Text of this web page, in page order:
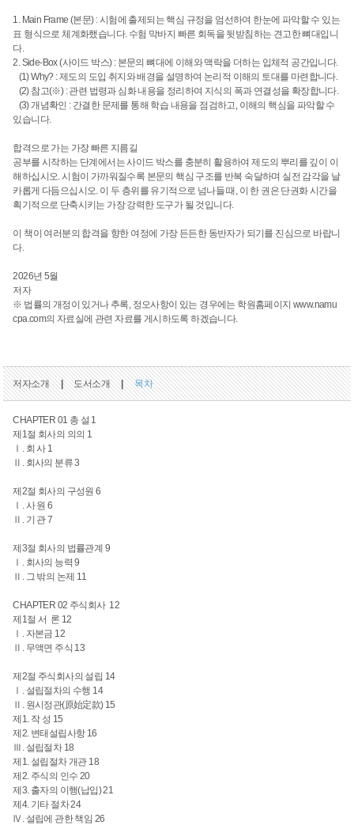
1. Main Frame (본문) : 시험에 출제되는 핵심 규정을 엄선하여 한눈에 파악할 수 있는
표 형식으로 체계화했습니다. 수험 막바지 빠른 회독을 뒷받침하는 견고한 뼈대입니
다.
2. Side-Box (사이드 박스) : 본문의 뼈대에 이해와 맥락을 더하는 입체적 공간입니다.
(1) Why? : 제도의 도입 취지와 배경을 설명하여 논리적 이해의 토대를 마련합니다.
(2) 참고(※) : 관련 법령과 심화 내용을 정리하여 지식의 폭과 연결성을 확장합니다.
(3) 개념확인 : 간결한 문제를 통해 학습 내용을 점검하고, 이해의 핵심을 파악할 수
있습니다.
합격으로 가는 가장 빠른 지름길
공부를 시작하는 단계에서는 사이드 박스를 충분히 활용하여 제도의 뿌리를 깊이 이
해하십시오. 시험이 가까워질수록 본문의 핵심 구조를 반복 숙달하며 실전 감각을 날
카롭게 다듬으십시오. 이 두 층위를 유기적으로 넘나들 때, 이 한 권은 단권화 시간을
획기적으로 단축시키는 가장 강력한 도구가 될 것입니다.
이 책이 여러분의 합격을 향한 여정에 가장 든든한 동반자가 되기를 진심으로 바랍니
다.
2026년 5월
저자
※ 법률의 개정이 있거나 추록, 정오사항이 있는 경우에는 학원홈페이지 www.namu
cpa.com의 자료실에 관련 자료를 게시하도록 하겠습니다.
저자소개 | 도서소개 | 목차
CHAPTER 01 총 설 1
제1절 회사의 의의 1
Ⅰ. 회 사 1
Ⅱ. 회사의 분류 3
제2절 회사의 구성원 6
Ⅰ. 사 원 6
Ⅱ. 기 관 7
제3절 회사의 법률관계 9
Ⅰ. 회사의 능력9
Ⅱ. 그 밖의 논제 11
CHAPTER 02 주식회사 12
제1절 서 론 12
Ⅰ. 자본금 12
Ⅱ. 무액면 주식 13
제2절 주식회사의 설립 14
Ⅰ. 설립절차의 수행 14
Ⅱ. 원시정관(原始定款) 15
제1. 작 성 15
제2. 변태설립사항 16
Ⅲ. 설립절차 18
제1. 설립절차 개관 18
제2. 주식의 인수 20
제3. 출자의 이행(납입) 21
제4. 기타 절차 24
Ⅳ. 설립에 관한 책임 26